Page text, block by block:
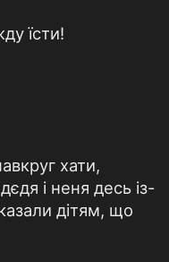
їсти!
хати,
і неня десь із-
дітям, що